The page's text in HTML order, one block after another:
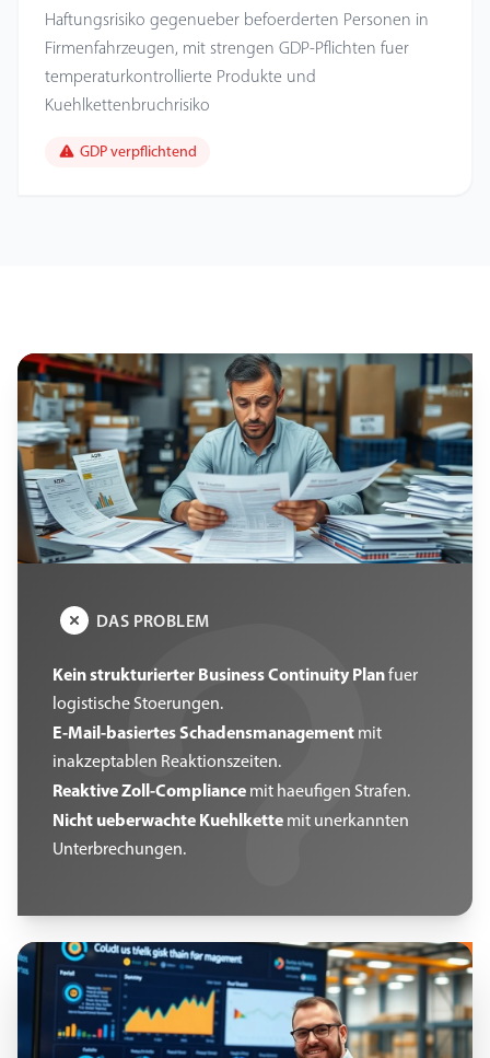
Haftungsrisiko gegenueber befoerderten Personen in
Firmenfahrzeugen, mit strengen GDP-Pflichten fuer
temperaturkontrollierte Produkte und
Kuehlkettenbruchrisiko
GDP verpflichtend
DAS PROBLEM
Kein strukturierter Business Continuity Planfuer
logistische Stoerungen.
E-Mail-basiertes Schadensmanagement mit
inakzeptablen Reaktionszeiten.
Reaktive Zoll-Compliance mit haeufigen Strafen.
Nicht ueberwachte Kuehlkette mit unerkannten
Unterbrechungen.